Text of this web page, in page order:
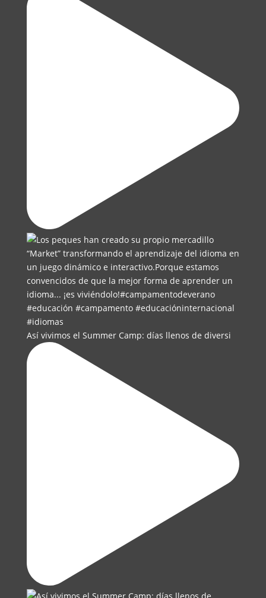
Así vivimos el Summer Camp: días llenos de diversi